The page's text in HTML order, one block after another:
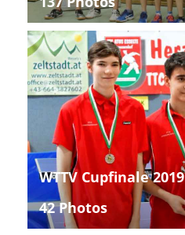
WTTV Cupfinale 2019
42 Photos